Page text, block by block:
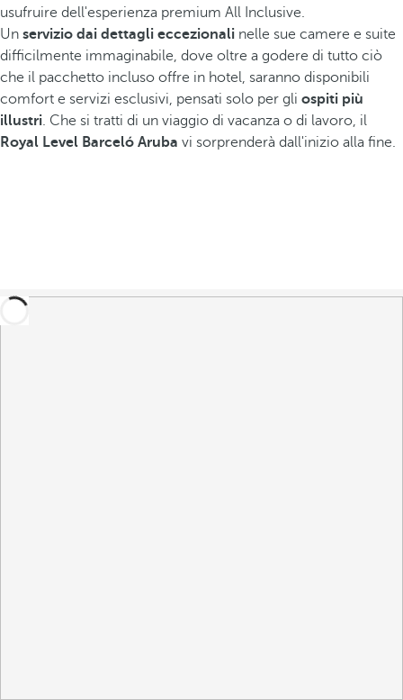
usufruire dell'esperienza premium All Inclusive.
Un servizio dai dettagli eccezionali nelle sue camere e suite
difficilmente immaginabile, dove oltre a godere di tutto ciò
che il pacchetto incluso offre in hotel, saranno disponibili
comfort e servizi esclusivi, pensati solo per gli ospiti più
illustri. Che si tratti di un viaggio di vacanza o di lavoro, il
Royal Level Barceló Aruba vi sorprenderà dall'inizio alla fine.